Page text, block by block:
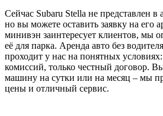
Сейчас Subaru Stella не представлен
но вы можете оставить заявку на его
минивэн заинтересует клиентов, мы
её для парка. Аренда авто без
проходит у нас на понятных
комиссий, только честный договор.
машину на сутки или на месяц – мы
цены и отличный сервис.